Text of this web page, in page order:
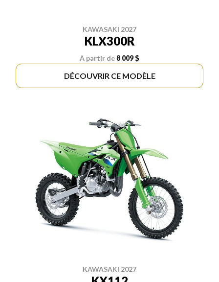
KAWASAKI 2027
KLX300R
À partir de 8 009 $
DÉCOUVRIR CE MODÈLE
KAWASAKI 2027